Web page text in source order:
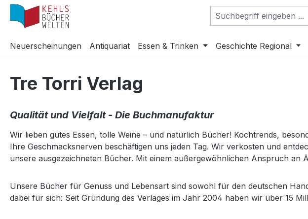
Hauptinhalt springen
Zur Suche springen
Zur Hauptnavigation springen
Neuerscheinungen Antiquariat Essen & Trinken Geschichte Regional
Tre Torri Verlag
Qualität und Vielfalt - Die Buchmanufaktur
Wir lieben gutes Essen, tolle Weine – und natürlich Bücher! Kochtrends,
Ihre Geschmacksnerven beschäftigen uns jeden Tag. Wir verkosten und
unsere ausgezeichneten Bücher. Mit einem außergewöhnlichen Anspruch an
Unsere Bücher für Genuss und Lebensart sind sowohl für den deutschen
dabei für sich: Seit Gründung des Verlages im Jahr 2004 haben wir über 15